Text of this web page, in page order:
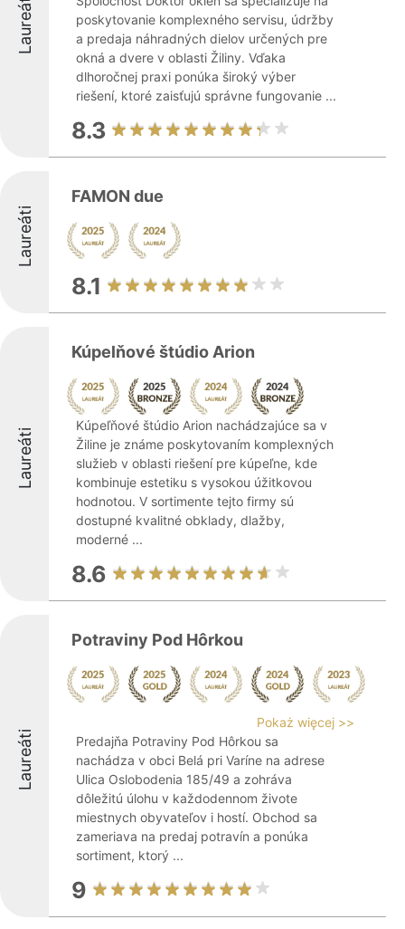
Laureáti
poskytovanie komplexného servisu, údržby
a predaja náhradných dielov určených pre
okná a dvere v oblasti Žiliny. Vďaka
dlhoročnej praxi ponúka široký výber
riešení, ktoré zaisťujú správne fungovanie ...
8.3
Laureáti
FAMON due
8.1
Laureáti
Kúpelňové štúdio Arion
Kúpeľňové štúdio Arion nachádzajúce sa v
Žiline je známe poskytovaním komplexných
služieb v oblasti riešení pre kúpeľne, kde
kombinuje estetiku s vysokou úžitkovou
hodnotou. V sortimente tejto firmy sú
dostupné kvalitné obklady, dlažby,
moderné ...
8.6
Laureáti
Potraviny Pod Hôrkou
Pokaż więcej >>
Predajňa Potraviny Pod Hôrkou sa
nachádza v obci Belá pri Varíne na adrese
Ulica Oslobodenia 185/49 a zohráva
dôležitú úlohu v každodennom živote
miestnych obyvateľov i hostí. Obchod sa
zameriava na predaj potravín a ponúka
sortiment, ktorý ...
9